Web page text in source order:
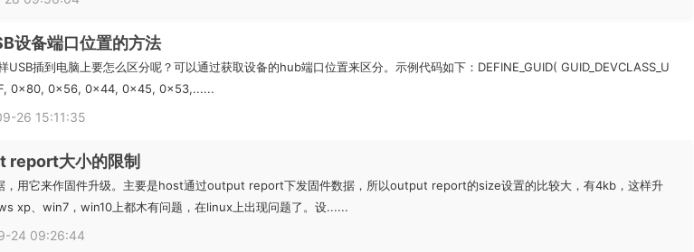
设备端口位置的方法
USB插到电脑上要怎么区分呢？可以通过获取设备的hub端口位置来区分。示例代码如下：DEFINE_GUID( GUID_DEVCLASS_U
0x80, 0x56, 0x44, 0x45, 0x53,......
26 15:11:35
大小的限制
，用它来作固件升级。主要是host通过output report下发固件数据，所以output report的size设置的比较大，有4kb，这样升
xp、win7，win10上都木有问题，在linux上出现问题了。设......
24 09:26:44